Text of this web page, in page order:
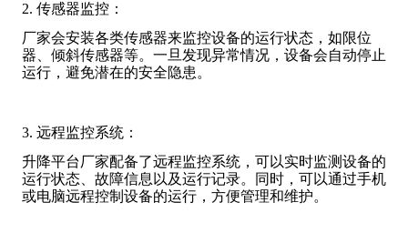
2. 传感器监控：
厂家会安装各类传感器来监控设备的运行状态，如限位
器、倾斜传感器等。一旦发现异常情况，设备会自动停止
运行，避免潜在的安全隐患。
3. 远程监控系统：
升降平台厂家配备了远程监控系统，可以实时监测设备的
运行状态、故障信息以及运行记录。同时，可以通过手机
或电脑远程控制设备的运行，方便管理和维护。